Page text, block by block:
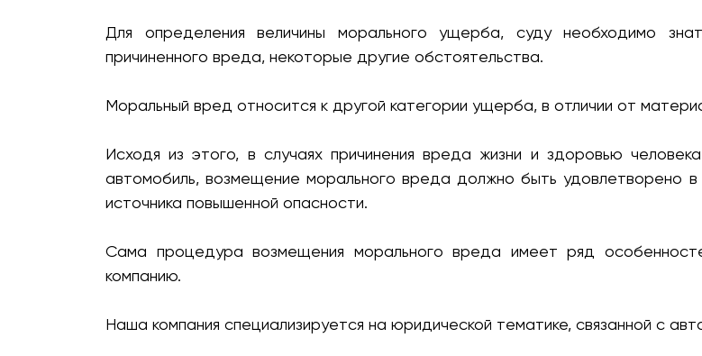
Для определения величины морального ущерба, суду необходимо
причиненного вреда, некоторые другие обстоятельства.
Моральный вред относится к другой категории ущерба, в отличии от
Исходя из этого, в случаях причинения вреда жизни и здоровью
автомобиль, возмещение морального вреда должно быть удовлетворено
источника повышенной опасности.
Сама процедура возмещения морального вреда имеет ряд
компанию.
Наша компания специализируется на юридической тематике, связанной с